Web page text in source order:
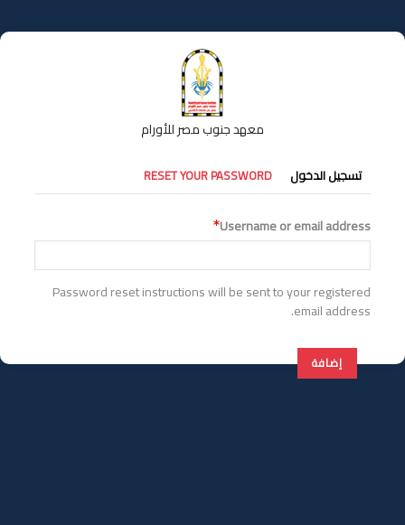
إلى
المحتوى
معهد جنوب مصر للأورام
التبويبات
الأساسية
تسجيل الدخول RESET YOUR PASSWORD
Username or email address
Password reset instructions will be sent to your registered
email address.